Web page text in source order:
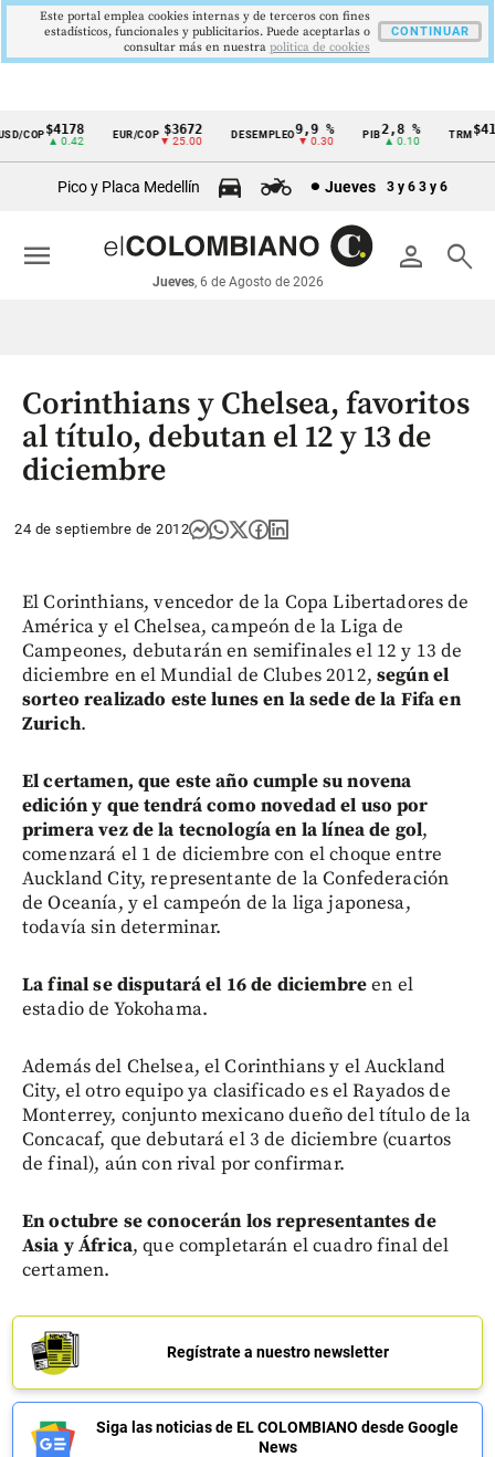
Cintillo
económicos
Colombia
COP$4178
▲ 0.42
EUR/COP $3672
▼ 25.00
DESEMPLEO 9,9 %
▼ 0.30
PIB2,8 %
▲ 0.10
TRM
Pico y Placa Medellín Jueves 3 y 6 3 y 6
person search
Jueves, 6 de Agosto de 2026
menu
Corinthians y Chelsea, favoritos
al título, debutan el 12 y 13 de
diciembre
24 de septiembre de 2012
El Corinthians, vencedor de la Copa Libertadores de
América y el Chelsea, campeón de la Liga de
Campeones, debutarán en semifinales el 12 y 13 de
diciembre en el Mundial de Clubes 2012, según el
sorteo realizado este lunes en la sede de la Fifa en
Zurich.
El certamen, que este año cumple su novena
edición y que tendrá como novedad el uso por
primera vez de la tecnología en la línea de gol,
comenzará el 1 de diciembre con el choque entre
Auckland City, representante de la Confederación
de Oceanía, y el campeón de la liga japonesa,
todavía sin determinar.
La final se disputará el 16 de diciembreen el
estadio de Yokohama.
Además del Chelsea, el Corinthians y el Auckland
City, el otro equipo ya clasificado es el Rayados de
Monterrey, conjunto mexicano dueño del título de la
Concacaf, que debutará el 3 de diciembre (cuartos
de final), aún con rival por confirmar.
En octubre se conocerán los representantes de
Asia y África, que completarán el cuadro final del
certamen.
Regístrate a nuestro newsletter
Siga las noticias de EL COLOMBIANO desde Google
News
Este portal emplea cookies internas y de terceros con fines
estadísticos, funcionales y publicitarios. Puede aceptarlas o
consultar más en nuestra politica de cookies
CONTINUAR